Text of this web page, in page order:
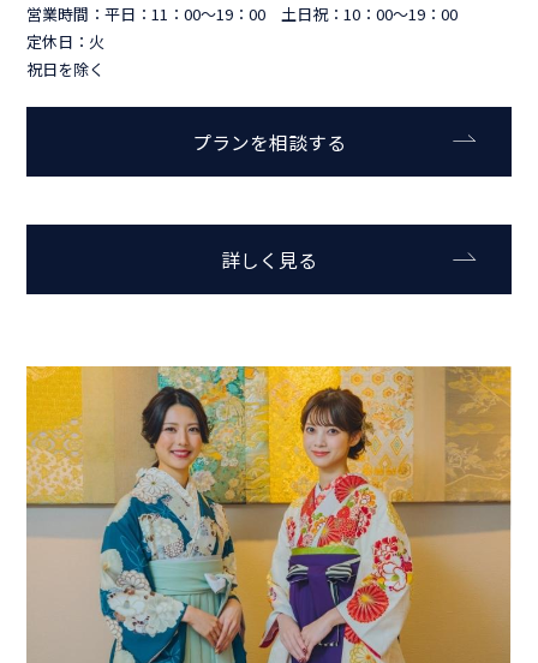
営業時間：平日：11：00～19：00 土日祝：10：00～19：00
定休日：火
祝日を除く
プランを相談する
詳しく見る